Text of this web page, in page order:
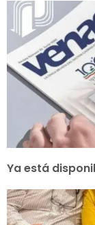
Ya está